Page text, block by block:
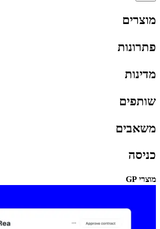
מוצרים​​
פתרונות​​
מדינות​​
שותפים​​
משאבים​​
כניסה​​
מוצרי GP​​